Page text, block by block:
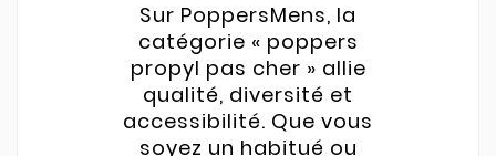
Sur PoppersMens, la
catégorie « poppers
propyl pas cher » allie
qualité, diversité et
accessibilité. Que vous
soyez un habitué ou